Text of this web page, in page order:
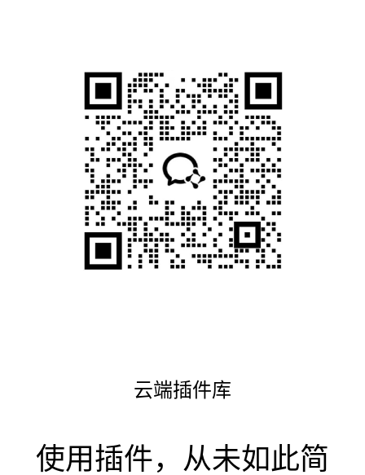
云端插件库
使用插件，从未如此简